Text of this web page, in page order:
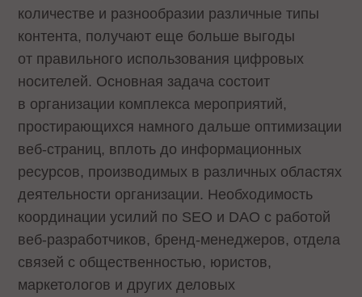
количестве и разнообразии различные типы
контента, получают еще больше выгоды
от правильного использования цифровых
носителей. Основная задача состоит
в организации комплекса мероприятий,
простирающихся намного дальше оптимизации
веб-страниц, вплоть до информационных
ресурсов, производимых в различных областях
деятельности организации. Необходимость
координации усилий по SEO и DAO с работой
веб-разработчиков, бренд-менеджеров, отдела
связей с общественностью, юристов,
маркетологов и других деловых